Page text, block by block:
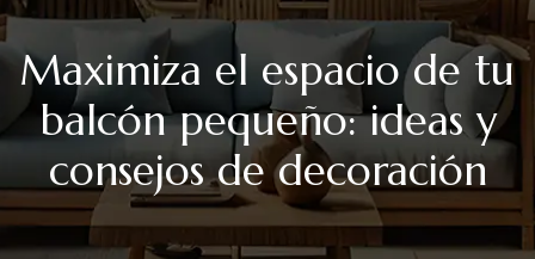
Maximiza el espacio de tu
balcón pequeño: ideas y
consejos de decoración